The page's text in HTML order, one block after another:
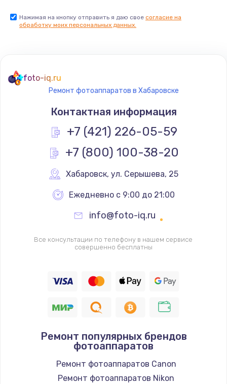
Заказать
Ремонт платы управления
3500 руб.
Заказать
Перепрошивка
Замена жерновов
2500 руб.
Заказать
2300 руб.
2850 руб.
Заказать
Ремонт электромагнитного клапана
Нажимая на кнопку отправить я даю свое согласие на
обработку моих персональных данных.
foto-iq.ru
Ремонт фотоаппаратов в Хабаровске
Контактная информация
+7 (421) 226-05-59
+7 (800) 100-38-20
Хабаровск, ул. Серышева, 25
Ежедневно с 9:00 до 21:00
info@foto-iq.ru
Все консультации по телефону в нашем сервисе
совершенно бесплатны
Ремонт популярных брендов
фотоаппаратов
Ремонт фотоаппаратов Canon
Ремонт фотоаппаратов Nikon